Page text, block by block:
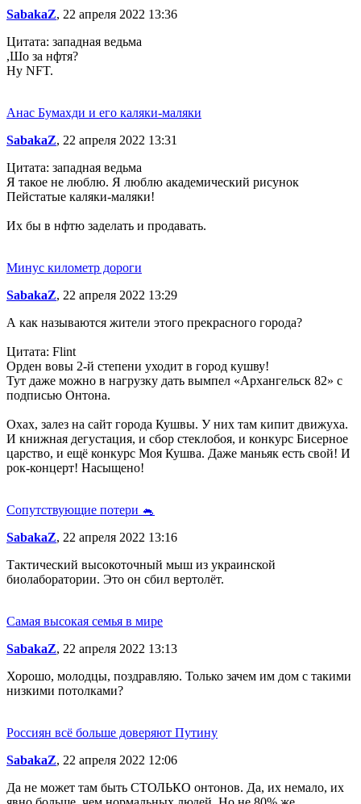
SabakaZ, 22 апреля 2022 13:36
Цитата: западная ведьма
,Шо за нфтя?
Ну NFT.
Анас Бумахди и его каляки-маляки
SabakaZ, 22 апреля 2022 13:31
Цитата: западная ведьма
Я такое не люблю. Я люблю академический рисунок
Пейстатые каляки-маляки!
Их бы в нфтю заделать и продавать.
Минус километр дороги
SabakaZ, 22 апреля 2022 13:29
А как называются жители этого прекрасного города?
Цитата: Flint
Орден вовы 2-й степени уходит в город кушву!
Тут даже можно в нагрузку дать вымпел «Архангельск 82» с
подписью Онтона.
Охах, залез на сайт города Кушвы. У них там кипит движуха.
И книжная дегустация, и сбор стеклобоя, и конкурс Бисерное
царство, и ещё конкурс Моя Кушва. Даже маньяк есть свой! И
рок-концерт! Насыщено!
Сопутствующие потери 🐁
SabakaZ, 22 апреля 2022 13:16
Тактический высокоточный мыш из украинской
биолаборатории. Это он сбил вертолёт.
Самая высокая семья в мире
SabakaZ, 22 апреля 2022 13:13
Хорошо, молодцы, поздравляю. Только зачем им дом с такими
низкими потолками?
Россиян всё больше доверяют Путину
SabakaZ, 22 апреля 2022 12:06
Да не может там быть СТОЛЬКО онтонов. Да, их немало, их